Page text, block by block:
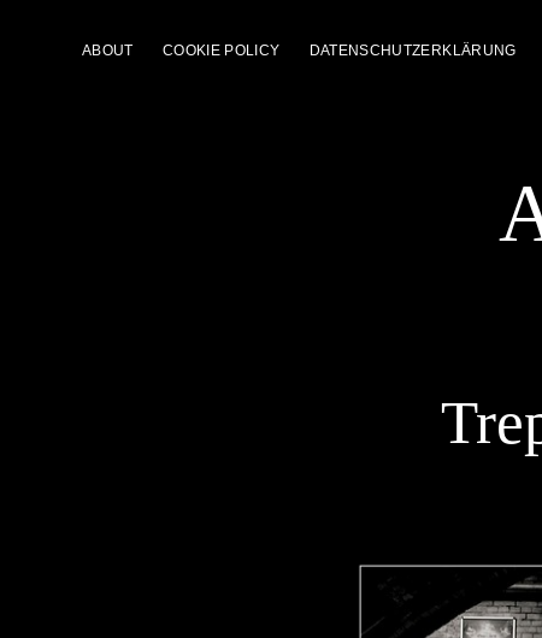
ABOUT COOKIE POLICY DATENSCHUTZERKLÄRUNG